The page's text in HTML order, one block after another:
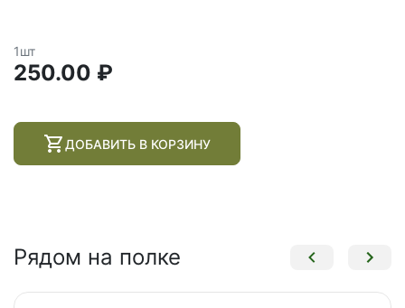
1шт
250.00 ₽
ДОБАВИТЬ В КОРЗИНУ
Рядом на полке